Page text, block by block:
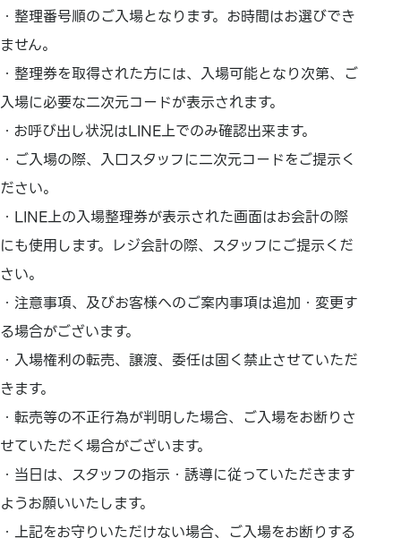
・整理番号順のご入場となります。お時間はお選びでき
ません。
・整理券を取得された方には、入場可能となり次第、ご
入場に必要な二次元コードが表示されます。
・お呼び出し状況はLINE上でのみ確認出来ます。
・ご入場の際、入口スタッフに二次元コードをご提示く
ださい。
・LINE上の入場整理券が表示された画面はお会計の際
にも使用します。レジ会計の際、スタッフにご提示くだ
さい。
・注意事項、及びお客様へのご案内事項は追加・変更す
る場合がございます。
・入場権利の転売、譲渡、委任は固く禁止させていただ
きます。
・転売等の不正行為が判明した場合、ご入場をお断りさ
せていただく場合がございます。
・当日は、スタッフの指示・誘導に従っていただきます
ようお願いいたします。
・上記をお守りいただけない場合、ご入場をお断りする